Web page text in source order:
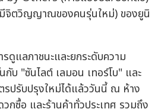
จิตวิญญาณของคนรุ่นใหม่) ของยูนิ
ดูแลภาชนะและยกระดับความ
กับ "ซันไลต์ เลมอน เทอร์โบ" และ
รปรับปรุงใหม่ได้แล้ววันนี้ ณ ห้าง
กซื้อ และร้านค้าทั่วประเทศ รวมถึง